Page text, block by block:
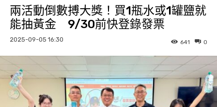
兩活動倒數搏大獎！買1瓶水或1罐鹽就
能抽黃金 9/30前快登錄發票
2025-09-05 16:30 0
641